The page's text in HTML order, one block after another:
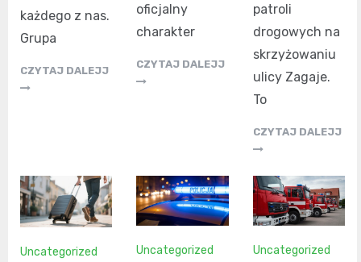
każdego z nas.
Grupa
CZYTAJ DALEJJ
oficjalny
charakter
CZYTAJ DALEJJ
patroli
drogowych na
skrzyżowaniu
ulicy Zagaje.
To
CZYTAJ DALEJJ
Uncategorized Uncategorized Uncategorized